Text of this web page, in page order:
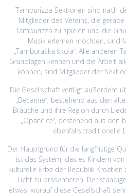
Tamburizza-Sektionen sind nach
Mitglieder des Vereins, die
Tamburizza zu spielen und die
Musik erlernen möchten, sind
„Tamburaška škola“. Alle anderen
Grundlagen kennen und die Arbeit
können, sind Mitglieder der
Die Gesellschaft verfügt außerdem
„Bećarine“, bestehend aus den
Bräuche und ihre Region durch
„Opančice“, bestehend aus den
ebenfalls traditionelle
Der Hauptgrund für die langfristige
ist das System, das es Kindern
kulturelle Erbe der Republik
Licht zu präsentieren. Der
etwas, worauf diese Gesellschaft